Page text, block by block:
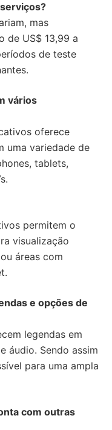
mas
de US$ 13,99 a
de teste
vários
oferece
uma variedade de
tablets,
permitem o
visualização
áreas com
e opções de
legendas em
áudio. Sendo assim
para uma ampla
com outras